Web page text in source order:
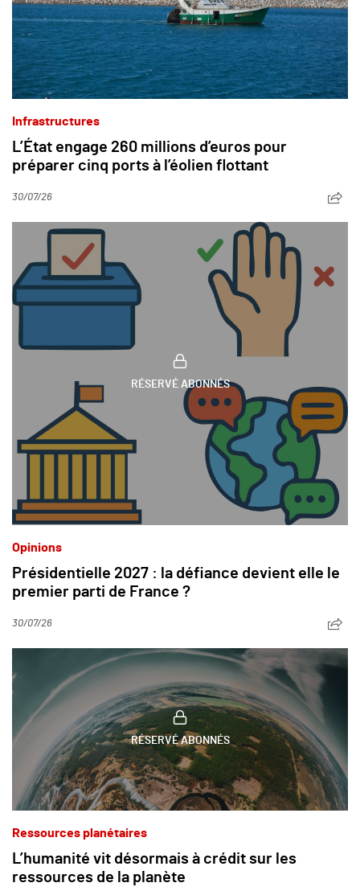
Infrastructures
L’État engage 260 millions d’euros pour
préparer cinq ports à l’éolien flottant
30/07/26
RÉSERVÉ ABONNÉS
Opinions
Présidentielle 2027 : la défiance devient elle le
premier parti de France ?
30/07/26
RÉSERVÉ ABONNÉS
Ressources planétaires
L’humanité vit désormais à crédit sur les
ressources de la planète